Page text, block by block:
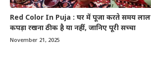
Red Color In Puja : घर में पूजा करते समय लाल
कपड़ा रखना ठीक है या नहीं, जानिए पूरी सच्चा
November 21, 2025